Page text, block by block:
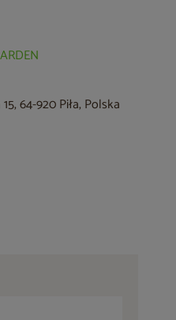
64-920 Piła, Polska